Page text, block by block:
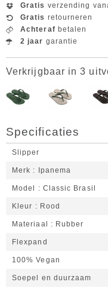
Gratis verzending
Gratis retourneren
Achteraf betalen
2 jaar garantie
Verkrijgbaar in 3
Specificaties
Slipper
Merk Ipanema
Model Classic Brasil
Kleur Rood
Materiaal Rubber
Flexpand
100% Vegan
Soepel en duurzaam